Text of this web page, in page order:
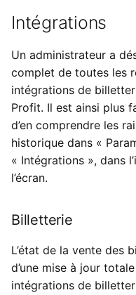
Intégrations
Un administrateur a
complet de toutes les
intégrations de
Profit. Il est ainsi plus
d’en comprendre les
historique dans «
« Intégrations », dans
l’écran.
Billetterie
L’état de la vente des
d’une mise à jour
intégrations de